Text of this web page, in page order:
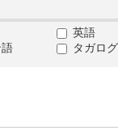
英語
タガロ